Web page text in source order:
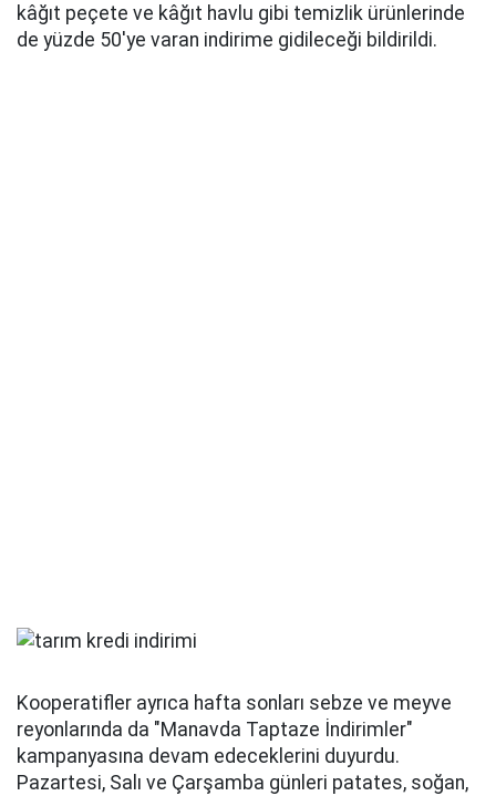
kâğıt peçete ve kâğıt havlu gibi temizlik ürünlerinde
de yüzde 50'ye varan indirime gidileceği bildirildi.
Kooperatifler ayrıca hafta sonları sebze ve meyve
reyonlarında da "Manavda Taptaze İndirimler"
kampanyasına devam edeceklerini duyurdu.
Pazartesi, Salı ve Çarşamba günleri patates, soğan,